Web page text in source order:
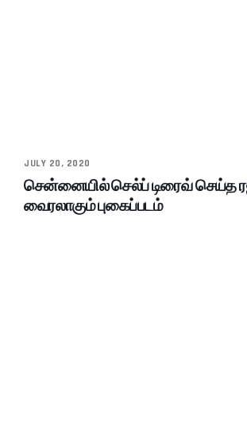
JULY 20, 2020
சென்னையில் செல்ப் டிரைவ் செய்த
வைரலாகும் புகைப்படம்